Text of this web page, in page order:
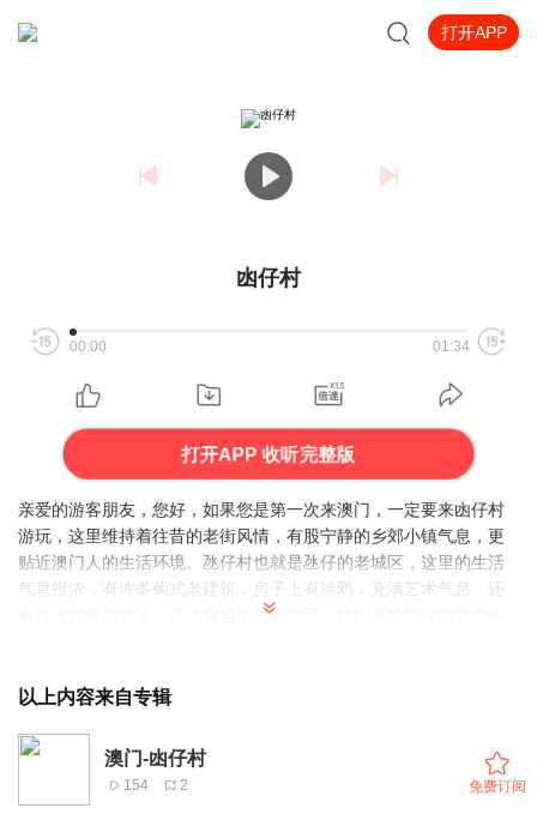
打开APP
凼仔村
00:00 01:34
打开APP 收听完整版
亲爱的游客朋友，您好，如果您是第一次来澳门，一定要来凼仔村
游玩，这里维持着往昔的老街风情，有股宁静的乡郊小镇气息，更
贴近澳门人的生活环境。氹仔村也就是氹仔的老城区，这里的生活
气息很浓，有许多葡式老建筑，房子上有涂鸦，充满艺术气息，还
有香火很旺的古庙，庇佑着当地人的生活。我们耳熟能详的官也街
历史悠久的名甜品店。步入氹仔村，您可以品尝莫义记、大利猪扒
特色呢。听了链景小秘书讲解的，您是不是已经流口水了呢？其
实，凼仔村不仅仅有官也这条美食街，更多更丰富的是这条街道后
面大片大片的老房子，和市民们日复一日的生活。游客朋友，这里
以上内容来自专辑
澳门-凼仔村
154 2 免费订阅